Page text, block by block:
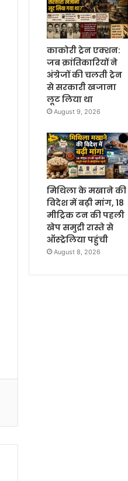
काकोरी ट्रेन एक्शन:
जब क्रांतिकारियों ने
अंग्रेजों की चलती ट्रेन
से सरकारी खजाना
लूट लिया था
August 9, 2026
मिथिला के मखाने की
विदेश में बढ़ी मांग, 18
मीट्रिक टन की पहली
खेप समुद्री रास्ते से
ऑस्ट्रेलिया पहुंची
August 8, 2026